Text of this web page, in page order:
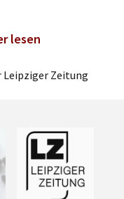
lesen
Leipziger Zeitung